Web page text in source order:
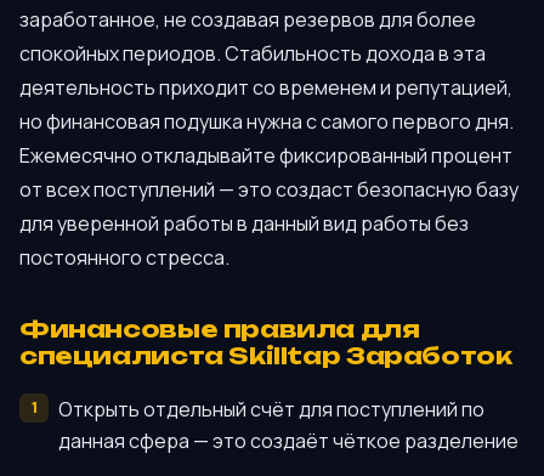
заработанное, не создавая резервов для более
спокойных периодов. Стабильность дохода в эта
деятельность приходит со временем и репутацией,
но финансовая подушка нужна с самого первого дня.
Ежемесячно откладывайте фиксированный процент
от всех поступлений — это создаст безопасную базу
для уверенной работы в данный вид работы без
постоянного стресса.
Финансовые правила для
специалиста Skilltap Заработок
Открыть отдельный счёт для поступлений по
данная сфера — это создаёт чёткое разделение